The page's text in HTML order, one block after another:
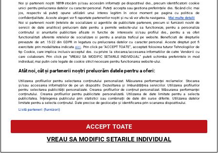
Cel mai ieftin supermarket din România. Unde faci
economii + BONUS: unde rămâi fără bani
Noi și partenerii noștri 1019stocăm și/sau accesăm informații pe dispozitivul dvs., precum identificatorii cookie
unici pentru prelucrarea datelor cu caracter personal. Puteți accepta sau gestiona preferințele dvs. făcând clic mai
jos, respectiv vă puteți opune utilizării unui interes legitim în orice moment pe pagina cu politica de
confidențialitate. Aceste alegeri vor fi raportate partenerilor noștri și nu vă vor afecta navigarea.
Mai multe detalii
Noi si partenerii nostri (retelele de socializare si agentiile de publicitate partenere, precum si furnizorii nostri de
servicii de date analitice) prelucram date pentru a permite website-ului sa functioneze, pentru a personaliza
continutul si anunturile publicitare afisate in functie de interesele si/sau profilul dvs., pentru a va oferi
functionalitati aferente retelelor de socializare si pentru a analiza traficul pe website. Beneficiati de drepturile
prevazute de art. 15-22 din GDPR in legatura cu prelucrarea datelor cu caracter personal. Aceste drepturi pot fi
exercitate prin modalitatea indicataaici . Prin click pe “ACCEPT TOATE”, acceptati folosirea tuturor Tehnologiilor de
tip Cookie, care implica inclusiv acceptul dvs. cu privire la stocarea/accesarea informatiilor de catre Vendor-ii cu
care colaboram. Prin click pe “VREAU SA MODIFIC SETARILE INDIVIDUAL” puteti schimba preferintele in mod
individual, mai putin cele legate de cookie strict necesare pentru functionarea website-ului.
Atât noi, cât și partenerii noștri prelucrăm datele pentru a oferi:
Utilizarea profilurilor pentru selectarea conținutului personalizat. Măsurarea performanței reclamelor. Stocarea
și/sau accesarea informațiilor de pe un dispozitiv. Dezvoltarea și îmbunătățirea serviciilor. Utilizarea profilurilor
pentru selectarea publicității personalizate. Crearea profilurilor de conținut personalizat. Măsurarea performanței
conținutului. Crearea profilurilor pentru publicitate personalizată. Utilizarea de date limitate pentru a selecta
publicitatea. Înțelegerea publicului prin statistici sau combinații de date din surse diferite. Utilizarea datelor
limitate pentru a selecta conținutul. Date precise de geolocație și identificarea prin scanarea dispozitivului.
Listă parteneri (furnizori)
ACCEPT TOATE
VREAU SA MODIFIC SETARILE INDIVIDUAL